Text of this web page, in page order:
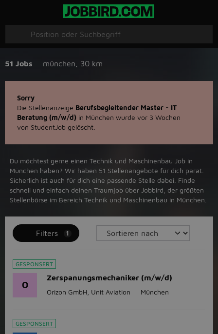
51 Jobs münchen 30 km
Sorry
Die Stellenanzeige Berufsbegleitender Master - IT
Beratung (m/w/d) in München wurde vor 3 Wochen
von StudentJob gelöscht.
Du möchtest gerne einen Technik und Maschinenbau Job in
‪München‬ haben? Wir haben ‪51‬ Stellenangebote für dich parat.
Sicherlich ist auch für dich eine passende Stelle dabei. Finde
schnell und einfach deinen Traumjob über ‪Jobbird‬, der größten
Stellenbörse im Bereich Technik und Maschinenbau in ‪München‬.
Filters 1
GESPONSERT
O
Zerspanungsmechaniker (m/w/d)
Orizon GmbH, Unit Aviation München
GESPONSERT